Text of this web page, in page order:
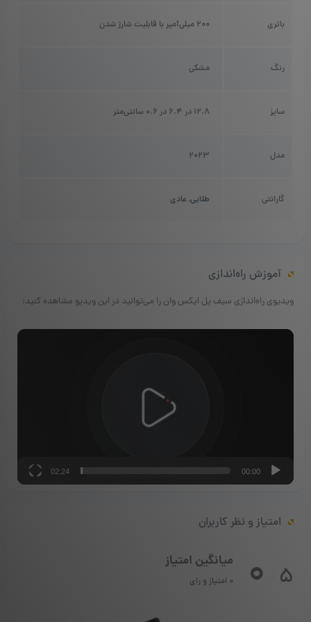
باتری 2۰۰ میلی‌آمپر با قابلیت شارژ شدن
رنگ مشکی
سایز 12.8 در 6.۴ در ۰.۶ سانتی‌متر
مدل 2023
گارانتی طلایی,عادی
آموزش راه‌اندازی
ویدیوی راه‌اندازی سیف پل ایکس وان را می‌توانید در این ویدیو مشاهده کنید:
00:00
02:24
امتیاز و نظر کاربران
5
0 میانگین امتیاز
0 امتیاز و رای